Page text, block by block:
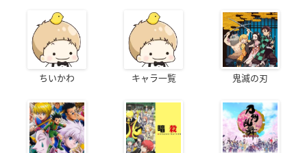
ちいかわ キャラ一覧 鬼滅の刃